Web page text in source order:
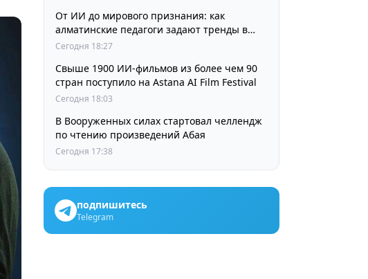
От ИИ до мирового признания: как
алматинские педагоги задают тренды в
изучении языков
Сегодня 18:27
Свыше 1900 ИИ-фильмов из более чем 90
стран поступило на Astana AI Film Festival
Сегодня 18:03
В Вооруженных силах стартовал челлендж
по чтению произведений Абая
Сегодня 17:38
подпишитесь
Telegram